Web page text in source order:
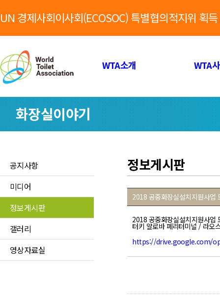
UN 경제사회이사회(ECOSOC) 특별협의적지위 획
WTA소개 WTA
화장실이야기
공지사항
미디어
정보게시판
갤러리
영상자료실
정보게시판
2018 공중화장실설치지원사업
2018 공중화장실설치지원사업
터키 얄로바 페리터미널 / 라오
https://drive.google.com/